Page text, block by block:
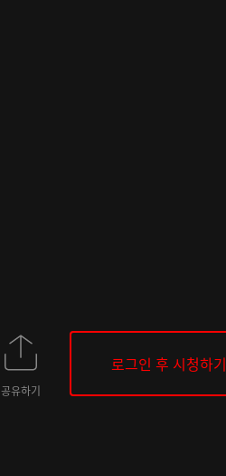
공유하기
로그인 후 시청하기